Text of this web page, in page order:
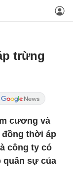
trừng
cương và
đồng thời áp
công ty có
quân sự của